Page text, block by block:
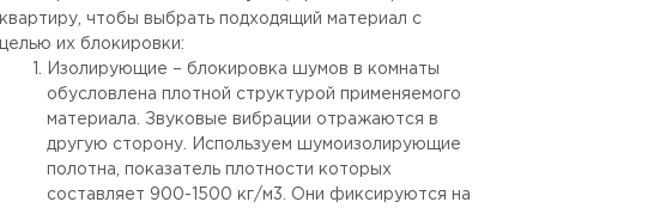
квартиру, чтобы выбрать подходящий материал с
целью их блокировки:
Изолирующие – блокировка шумов в комнаты
обусловлена плотной структурой применяемого
материала. Звуковые вибрации отражаются в
другую сторону. Используем шумоизолирующие
полотна, показатель плотности которых
составляет 900-1500 кг/м3. Они фиксируются на